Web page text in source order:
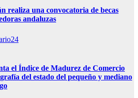
realiza una convocatoria de becas
andaluzas
el Índice de Madurez de Comercio
del estado del pequeño y mediano